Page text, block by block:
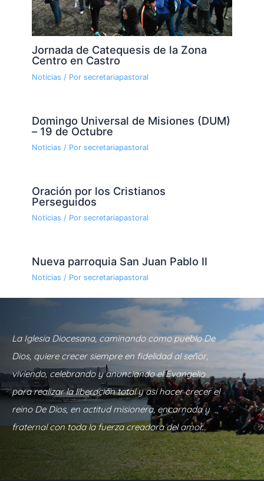
Jornada de Catequesis de la Zona
Centro en Castro
Noticias / Por secretariapastoral
Domingo Universal de Misiones (DUM)
– 19 de Octubre
Noticias / Por secretariapastoral
Oración por los Cristianos
Perseguidos
Noticias / Por secretariapastoral
Nueva parroquia San Juan Pablo II
Noticias / Por secretariapastoral
La Iglesia Diocesana, caminando como pueblo De
Dios, quiere crecer siempre en fidelidad al señor,
viviendo, celebrando y anunciando el Evangelio
para realizar la liberación total y así hacer crecer el
reino De Dios, en actitud misionera, encarnada y
fraternal con toda la fuerza creadora del amor.